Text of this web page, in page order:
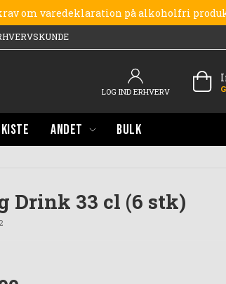
om varedeklaration på alkoholfri
LOG IND ERHVERV
ANDET BULK
Drink 33 cl (6 stk)